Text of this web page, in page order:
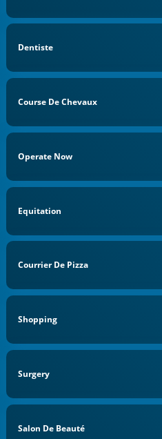
Dentiste
Course De Chevaux
Operate Now
Equitation
Courrier De Pizza
Shopping
Surgery
Salon De Beauté